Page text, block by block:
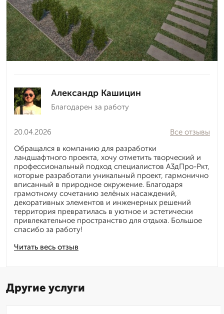
Александр Кашицин
Благодарен за работу
20.04.2026
Читать весь отзыв
Все отзывы
Обращался в компанию для разработки
ландшафтного проекта, хочу отметить творческий и
профессиональный подход специалистов А3дПро-Ркт,
которые разработали уникальный проект, гармонично
вписанный в природное окружение. Благодаря
грамотному сочетанию зелёных насаждений,
декоративных элементов и инженерных решений
территория превратилась в уютное и эстетически
привлекательное пространство для отдыха. Большое
спасибо за работу!
Другие услуги